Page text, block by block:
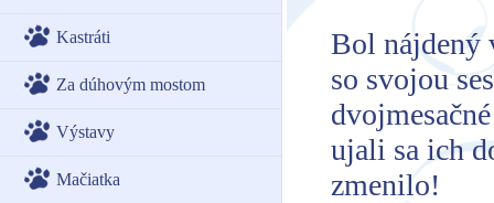
Kastráti
Za dúhovým mostom
Výstavy
Mačiatka
Bol nájdený
so svojou
ujali sa ich
zmenilo!